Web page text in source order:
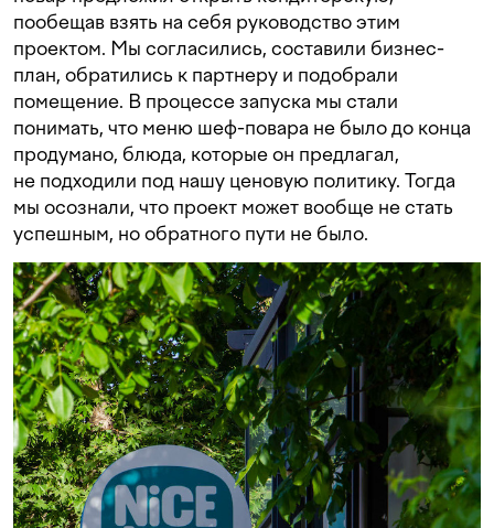
пообещав взять на себя руководство этим
проектом. Мы согласились, составили бизнес-
план, обратились к партнеру и подобрали
помещение. В процессе запуска мы стали
понимать, что меню шеф-повара не было до конца
продумано, блюда, которые он предлагал,
не подходили под нашу ценовую политику. Тогда
мы осознали, что проект может вообще не стать
успешным, но обратного пути не было.